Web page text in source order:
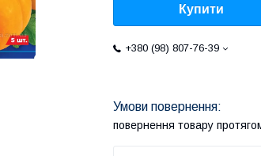
Купити
+380 (98) 807-76-39
повернення товару